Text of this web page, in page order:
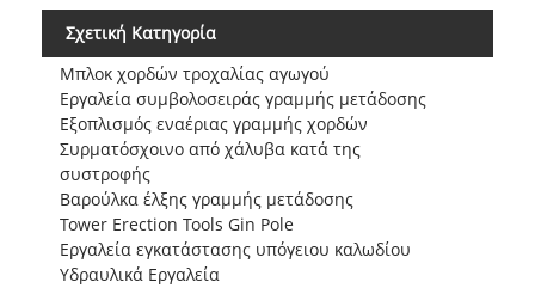
Σχετική Κατηγορία
Μπλοκ χορδών τροχαλίας αγωγού
Εργαλεία συμβολοσειράς γραμμής μετάδοσης
Εξοπλισμός εναέριας γραμμής χορδών
Συρματόσχοινο από χάλυβα κατά της
συστροφής
Βαρούλκα έλξης γραμμής μετάδοσης
Tower Erection Tools Gin Pole
Εργαλεία εγκατάστασης υπόγειου καλωδίου
Υδραυλικά Εργαλεία